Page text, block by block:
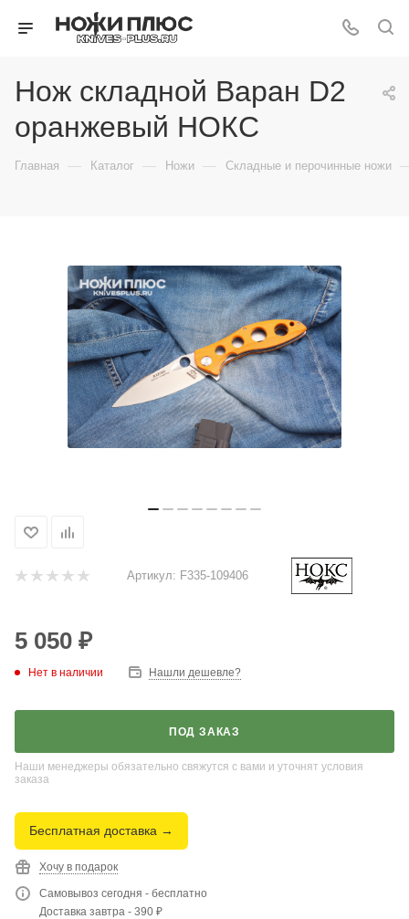
Нож складной Варан D2
оранжевый НОКС
Главная — Каталог — Ножи — Складные и перочинные ножи
Артикул: F335-109406
5 050 ₽
Нет в наличии Нашли дешевле?
ПОД ЗАКАЗ
Наши менеджеры обязательно свяжутся с вами и уточнят условия
заказа
Бесплатная доставка →
Хочу в подарок
Самовывоз сегодня - бесплатно
Доставка завтра - 390 ₽